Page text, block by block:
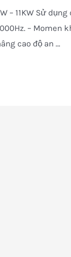
– 11KW Sử
– Momen
cao độ an …